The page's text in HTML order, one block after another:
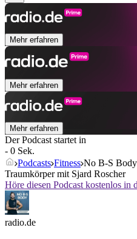
Mehr erfahren
Mehr erfahren
Mehr erfahren
Der Podcast startet in
- 0 Sek.
Podcasts Fitness No B-S
Traumkörper mit Sjard Roscher
Höre diesen Podcast kostenlos in
radio.de